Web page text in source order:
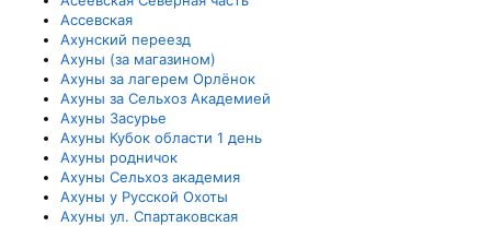
Ассевская
Ахунский переезд
Ахуны (за магазином)
Ахуны за лагерем Орлёнок
Ахуны за Сельхоз Академией
Ахуны Засурье
Ахуны Кубок области 1 день
Ахуны родничок
Ахуны Сельхоз академия
Ахуны у Русской Охоты
Ахуны ул. Спартаковская